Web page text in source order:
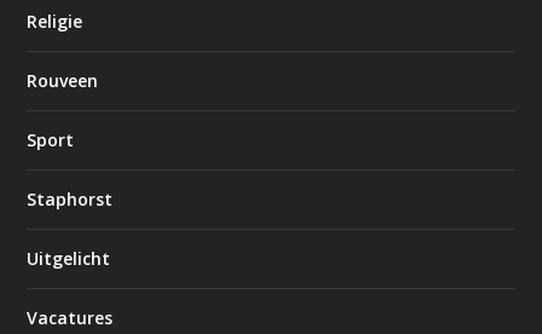
Religie
Rouveen
Sport
Staphorst
Uitgelicht
Vacatures